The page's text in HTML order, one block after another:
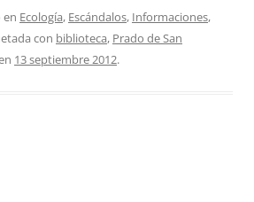
en Ecología, Escándalos, Informaciones,
con biblioteca, Prado de San
13 septiembre 2012.